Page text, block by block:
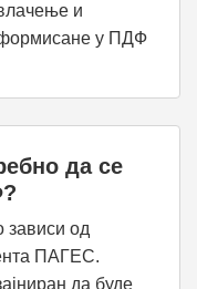
и
у ПДФ
да се
зависи од
ПАГЕС.
да буде